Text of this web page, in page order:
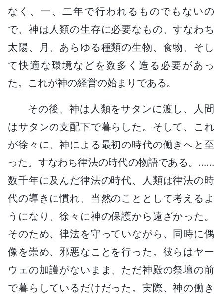
なく、一、二年で行われるものでもないの
で、神は人類の生存に必要なもの、すなわち
太陽、月、あらゆる種類の生物、食物、そし
て快適な環境などを数多く造る必要があっ
た。これが神の経営の始まりである。
その後、神は人類をサタンに渡し、人間
はサタンの支配下で暮らした。そして、これ
が徐々に、神による最初の時代の働きへと至
った。すなわち律法の時代の物語である。……
数千年に及んだ律法の時代、人類は律法の時
代の導きに慣れ、当然のこととして考えるよ
うになり、徐々に神の保護から遠ざかった。
そのため、律法を守っていながら、同時に偶
像を崇め、邪悪なことを行った。彼らはヤー
ウェの加護がないまま、ただ神殿の祭壇の前
で暮らしているだけだった。実際、神の働き